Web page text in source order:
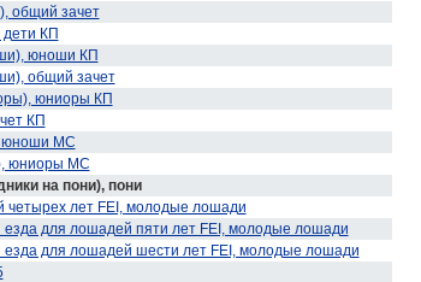
общий зачет
КП
юноши КП
общий зачет
юниоры КП
КП
юноши МС
юниоры МС
на пони), пони
четырех лет FEI, молодые лошади
езда для лошадей пяти лет FEI, молодые лошади
езда для лошадей шести лет FEI, молодые лошади